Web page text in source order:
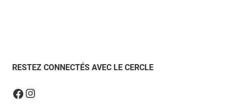
RESTEZ CONNECTÉS AVEC LE CERCLE
Facebook
Instagram